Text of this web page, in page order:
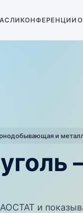
КОНФЕРЕНЦИИ
и
и